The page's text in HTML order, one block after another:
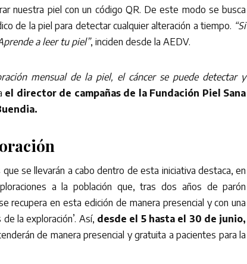
nuestra piel con un código QR. De este modo se busca
de la piel para detectar cualquier alteración a tiempo. “Si
a leer tu piel”, inciden desde la AEDV.
mensual de la piel, el cáncer se puede detectar y
el director de campañas de la Fundación Piel Sana
se llevarán a cabo dentro de esta iniciativa destaca, en
a la población que, tras dos años de parón
recupera en esta edición de manera presencial y con una
la exploración’. Así, desde el 5 hasta el 30 de junio,
de manera presencial y gratuita a pacientes para la